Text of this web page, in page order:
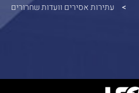
עתירות אסירים וועדות שחרורים